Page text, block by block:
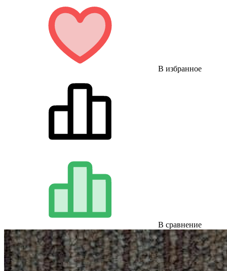
В избранное
В сравнение